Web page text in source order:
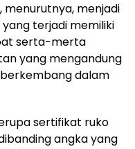
menjadi
terjadi memiliki
serta-merta
yang mengandung
dalam
sertifikat ruko
angka yang